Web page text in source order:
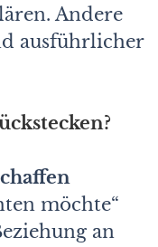
Andere
ausführlicher
möchte“
an